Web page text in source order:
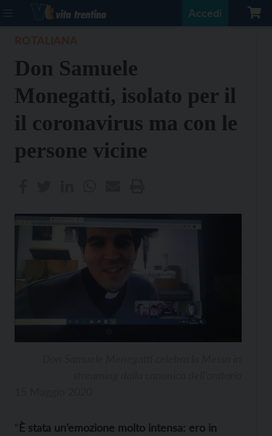
Accedi
Don Samuele
Monegatti, isolato per il
il coronavirus ma con le
persone vicine
“È stata un’emozione molto intensa: ero in